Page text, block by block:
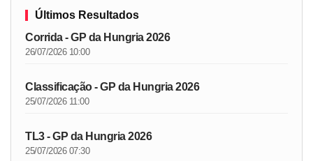
Últimos Resultados
Corrida - GP da Hungria 2026
26/07/2026 10:00
Classificação - GP da Hungria 2026
25/07/2026 11:00
TL3 - GP da Hungria 2026
25/07/2026 07:30